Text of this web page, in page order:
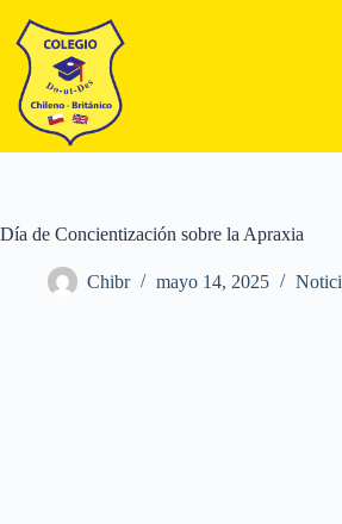
Día de Concientización sobre la Apraxia
Chibr mayo 14, 2025